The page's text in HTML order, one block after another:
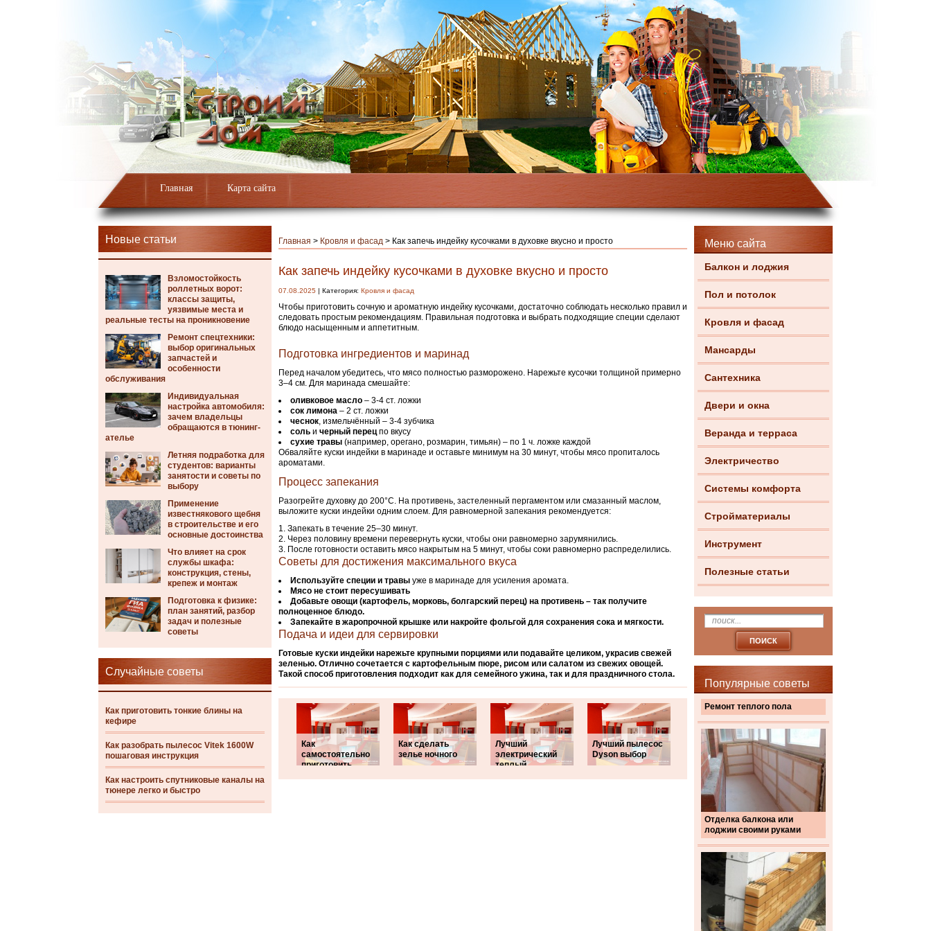
Главная Карта сайта
Новые статьи
Взломостойкость
роллетных ворот:
классы защиты,
уязвимые места и
реальные тесты на проникновение
Ремонт спецтехники:
выбор оригинальных
запчастей и
особенности
обслуживания
Индивидуальная
настройка автомобиля:
зачем владельцы
обращаются в тюнинг-
ателье
Летняя подработка для
студентов: варианты
занятости и советы по
выбору
Применение
известнякового щебня
в строительстве и его
основные достоинства
Что влияет на срок
службы шкафа:
конструкция, стены,
крепеж и монтаж
Подготовка к физике:
план занятий, разбор
задач и полезные
советы
Случайные советы
Как приготовить тонкие блины на
кефире
Как разобрать пылесос Vitek 1600W
пошаговая инструкция
Как настроить спутниковые каналы на
тюнере легко и быстро
Меню сайта
Балкон и лоджия
Пол и потолок
Кровля и фасад
Мансарды
Сантехника
Двери и окна
Веранда и терраса
Электричество
Системы комфорта
Стройматериалы
Инструмент
Полезные статьи
Популярные советы
Ремонт теплого пола
Отделка балкона или
лоджии своими руками
Главная > Кровля и фасад > Как запечь индейку кусочками в духовке вкусно и просто
Как запечь индейку кусочками в духовке вкусно и просто
07.08.2025 | Категория: Кровля и фасад
Чтобы приготовить сочную и ароматную индейку кусочками, достаточно соблюдать несколько правил и
следовать простым рекомендациям. Правильная подготовка и выбрать подходящие специи сделают
блюдо насыщенным и аппетитным.
Подготовка ингредиентов и маринад
Перед началом убедитесь, что мясо полностью разморожено. Нарежьте кусочки толщиной примерно
3–4 см. Для маринада смешайте:
оливковое масло – 3-4 ст. ложки
сок лимона – 2 ст. ложки
чеснок, измельчённый – 3-4 зубчика
соль и черный перецпо вкусу
сухие травы (например, орегано, розмарин, тимьян) – по 1 ч. ложке каждой
Обваляйте куски индейки в маринаде и оставьте минимум на 30 минут, чтобы мясо пропиталось
ароматами.
Процесс запекания
Разогрейте духовку до 200°C. На противень, застеленный пергаментом или смазанный маслом,
выложите куски индейки одним слоем. Для равномерной запекания рекомендуется:
Запекать в течение 25–30 минут.
Через половину времени перевернуть куски, чтобы они равномерно зарумянились.
После готовности оставить мясо накрытым на 5 минут, чтобы соки равномерно распределились.
Советы для достижения максимального вкуса
Используйте специи и травы уже в маринаде для усиления аромата.
Мясо не стоит пересушивать
Добавьте овощи (картофель, морковь, болгарский перец) на противень – так получите
полноценное блюдо.
Запекайте в жаропрочной крышке или накройте фольгой для сохранения сока и мягкости.
Подача и идеи для сервировки
Готовые куски индейки нарежьте крупными порциями или подавайте целиком, украсив свежей
зеленью. Отлично сочетается с картофельным пюре, рисом или салатом из свежих овощей.
Такой способ приготовления подходит как для семейного ужина, так и для праздничного стола.
Как
самостоятельно
приготовить
Как сделать
зелье ночного
Лучший
электрический
теплый
Лучший пылесос
Dyson выбор